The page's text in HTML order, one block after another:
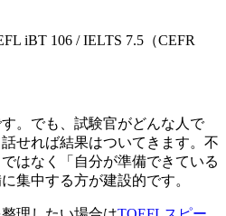
iBT 106 / IELTS 7.5（CEFR
。でも、試験官がどんな人で
せれば結果はついてきます。不
はなく「自分が準備できている
集中する方が建設的です。